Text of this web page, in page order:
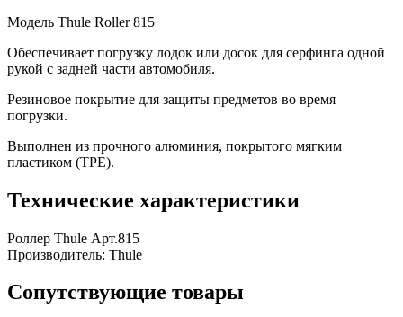
Модель Thule Roller 815
Обеспечивает погрузку лодок или досок для серфинга одной
рукой с задней части автомобиля.
Резиновое покрытие для защиты предметов во время
погрузки.
Выполнен из прочного алюминия, покрытого мягким
пластиком (TPE).
Технические характеристики
Роллер Thule Арт.815
Производитель: Thule
Сопутствующие товары